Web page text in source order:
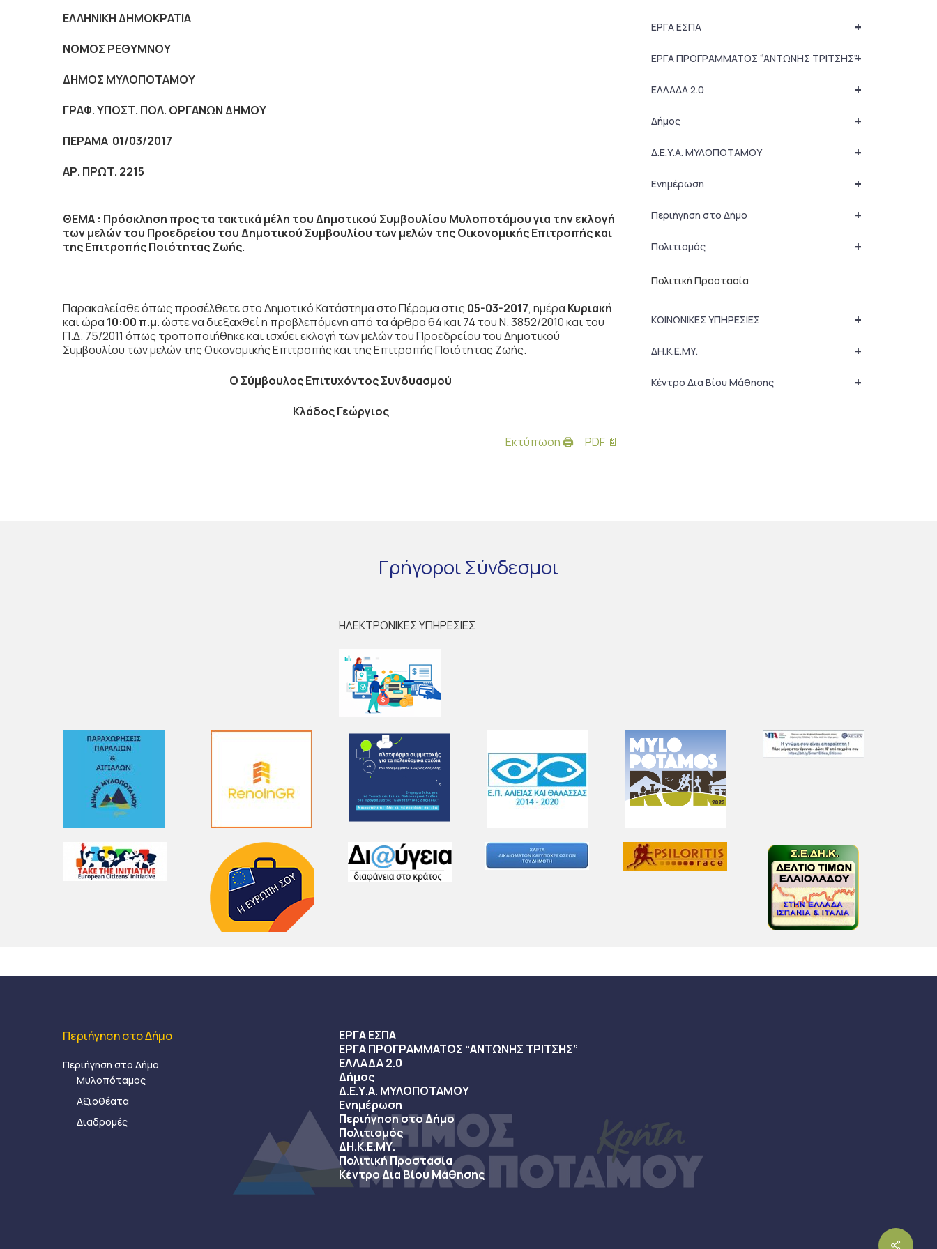
ΕΛΛΗΝΙΚΗ ΔΗΜΟΚΡΑΤΙΑ
NOMOΣ ΡΕΘΥΜΝΟΥ
ΔΗΜΟΣ ΜΥΛΟΠΟΤΑΜΟΥ
ΓΡΑΦ. ΥΠΟΣΤ. ΠΟΛ. ΟΡΓΑΝΩΝ ΔΗΜΟΥ
ΠΕΡΑΜΑ 01/03/2017
ΑΡ. ΠΡΩΤ. 2215
ΘΕΜΑ : Πρόσκληση προς τα τακτικά μέλη του Δημοτικού Συμβουλίου Μυλοποτάμου για την εκλογή
των μελών του Προεδρείου του Δημοτικού Συμβουλίου των μελών της Οικονομικής Επιτροπής και
της Επιτροπής Ποιότητας Ζωής.
Παρακαλείσθε όπως προσέλθετε στο Δημοτικό Κατάστημα στο Πέραμα στις 05-03-2017, ημέρα Κυριακή
και ώρα 10:00 π.μ. ώστε να διεξαχθεί η προβλεπόμενη από τα άρθρα 64 και 74 του Ν. 3852/2010 και του
Π.Δ. 75/2011 όπως τροποποιήθηκε και ισχύει εκλογή των μελών του Προεδρείου του Δημοτικού
Συμβουλίου των μελών της Οικονομικής Επιτροπής και της Επιτροπής Ποιότητας Ζωής.
Ο Σύμβουλος Επιτυχόντος Συνδυασμού
Κλάδος Γεώργιος
Εκτύπωση 🖨
PDF 📄
+
ΕΡΓΑ ΕΣΠΑ
+
ΕΡΓΑ ΠΡΟΓΡΑΜΜΑΤΟΣ “ΑΝΤΩΝΗΣ ΤΡΙΤΣΗΣ”
+
ΕΛΛΑΔΑ 2.0
+
Δήμος
+
Δ.Ε.Υ.Α. ΜΥΛΟΠΟΤΑΜΟΥ
+
Ενημέρωση
+
Περιήγηση στο Δήμο
+
Πολιτισμός
Πολιτική Προστασία
+
ΚΟΙΝΩΝΙΚΕΣ ΥΠΗΡΕΣΙΕΣ
+
ΔΗ.Κ.Ε.ΜΥ.
+
Κέντρο Δια Βίου Μάθησης
ΓρήγοροιΣύνδεσμοι
ΗΛΕΚΤΡΟΝΙΚΕΣ ΥΠΗΡΕΣΙΕΣ
Περιήγηση στο Δήμο
Περιήγηση στο Δήμο
Μυλοπόταμος
Αξιοθέατα
Διαδρομές
ΕΡΓΑ ΕΣΠΑ
ΕΡΓΑ ΠΡΟΓΡΑΜΜΑΤΟΣ “ΑΝΤΩΝΗΣ ΤΡΙΤΣΗΣ”
ΕΛΛΑΔΑ 2.0
Δήμος
Δ.Ε.Υ.Α. ΜΥΛΟΠΟΤΑΜΟΥ
Ενημέρωση
Περιήγηση στο Δήμο
Πολιτισμός
ΔΗ.Κ.Ε.ΜΥ.
Πολιτική Προστασία
Κέντρο Δια Βίου Μάθησης